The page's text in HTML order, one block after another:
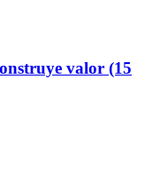
valor (15